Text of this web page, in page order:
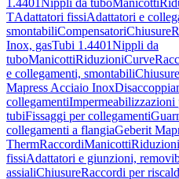
1.4401Nippli da tuboManicotti
TAdattatori fissiAdattatori e
smontabiliCompensatoriChiusure
Inox, gasTubi 1.4401Nippli da
tuboManicottiRiduzioniCurve
e collegamenti, smontabiliChiusure
Mapress Acciaio Inox
collegamentiImpermeabilizzazioni
tubiFissaggi per collegamenti
collegamenti a flangiaGeberit
ThermRaccordiManicottiRiduzioni
fissiAdattatori e giunzioni,
assialiChiusureRaccordi per